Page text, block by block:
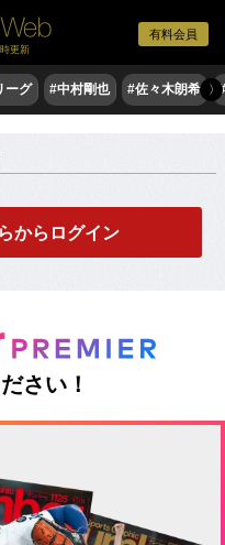
有料会員
更新
ーグ #中村剛也 #佐々木朗希 〉
からログイン
さい！